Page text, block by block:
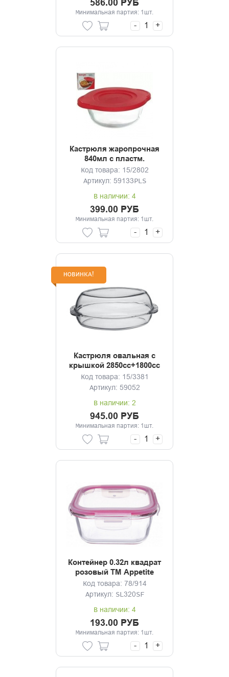
586.00 РУБ
Минимальная партия: 1шт.
- +
Кастрюля жаропрочная
840мл с пластм.
крышкой Borcam
Код товара: 15/2802
Артикул: 59133PLS
В наличии: 4
399.00 РУБ
Минимальная партия: 1шт.
- +
НОВИНКА!
Кастрюля овальная с
крышкой 2850сс+1800сс
Borcam
Код товара: 15/3381
Артикул: 59052
В наличии: 2
945.00 РУБ
Минимальная партия: 1шт.
- +
Контейнер 0.32л квадрат
розовый ТМ Appetite
Код товара: 78/914
Артикул: SL320SF
В наличии: 4
193.00 РУБ
Минимальная партия: 1шт.
- +